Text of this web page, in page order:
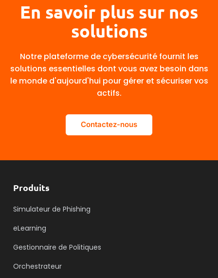
En savoir plus sur nos
solutions
Notre plateforme de cybersécurité fournit les
solutions essentielles dont vous avez besoin dans
le monde d'aujourd'hui pour gérer et sécuriser vos
actifs.
Contactez-nous
Produits
Simulateur de Phishing
eLearning
Gestionnaire de Politiques
Orchestrateur